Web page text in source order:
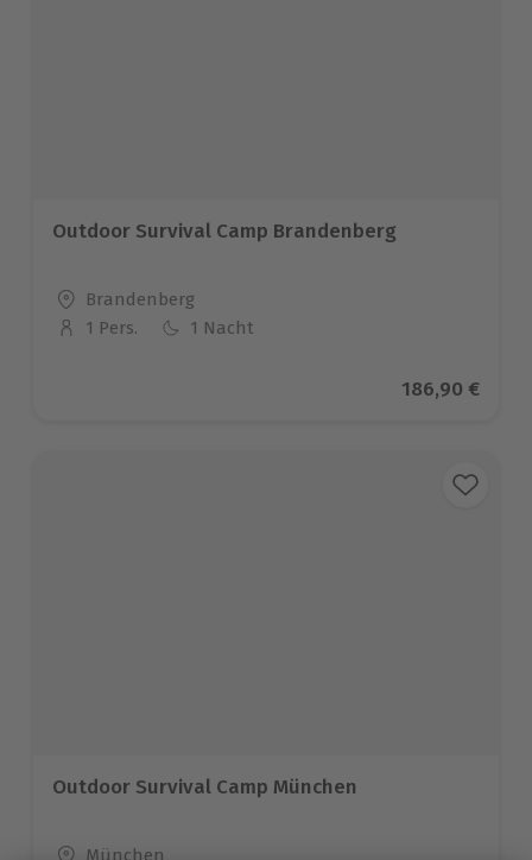
Outdoor Survival Camp Brandenberg
Standort
Brandenberg
Anzahl der Teilnehmer
1 Pers. 1 Nacht
Aktueller
186,90 €
Outdoor Survival Camp München
Standort
München